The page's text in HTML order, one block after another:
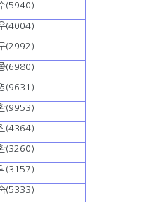
(5940)
(4004)
(2992)
(6980)
(9631)
(9953)
(4364)
(3260)
(3157)
(5333)